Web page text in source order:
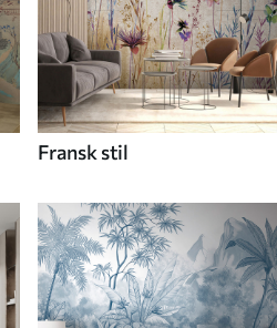
Fransk stil